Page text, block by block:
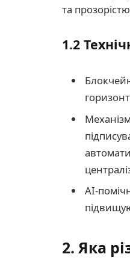
та
1.2
AI-
2. Яка